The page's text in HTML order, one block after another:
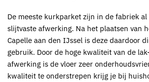
De meeste kurkparket zijn in de fabriek
slijtvaste afwerking. Na het plaatsen van
Capelle aan den IJssel is deze daardoor
gebruik. Door de hoge kwaliteit van de
afwerking is de vloer zeer
kwaliteit te onderstrepen krijg je bij